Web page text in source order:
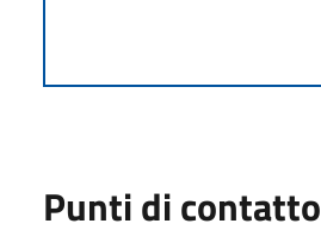
Punti di contatto